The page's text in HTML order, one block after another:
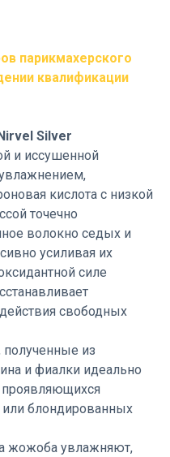
парикмахерского
квалификации
Silver
и иссушенной
кислота с низкой
точечно
волокно седых и
усиливая их
силе
свободных
из
и фиалки идеально
проявляющихся
блондированных
жожоба увлажняют,